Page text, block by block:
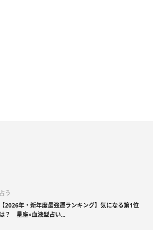
占う
【2026年・新年度最強運ランキング】気になる第1位
は？ 星座×血液型占い...